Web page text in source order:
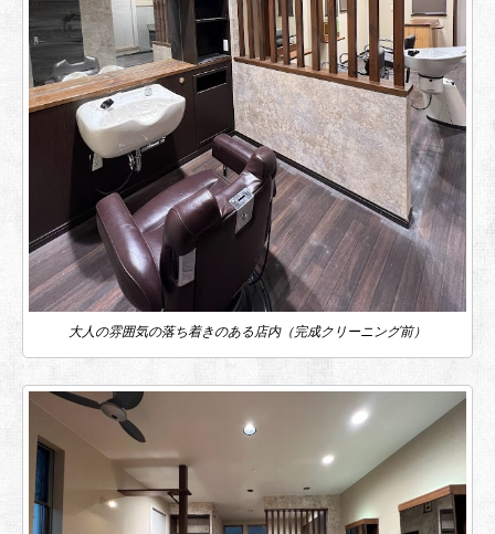
大人の雰囲気の落ち着きのある店内（完成クリーニング前）